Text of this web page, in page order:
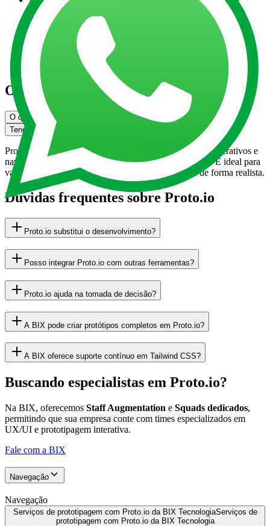
soluções técnicas, entregamos resultados que impactam
diretamente nos objetivos da empresa.
Inovação e tendências em SQL Server:
Experiência em
SQL Server em nuvem (Azure e Google Cloud), integração
com Power BI, automação DevOps e soluções corporativas
escaláveis.
O que você precisa saber sobre Proto.io
O que é Proto.io?
Boas práticas para projetos
Tendências e inovações
Proto.io é uma plataforma que permite criar protótipos interativos e
navegáveis de produtos digitais, sem precisar codificar. É ideal para
validar UX/UI, testar interações e apresentar ideias de forma realista.
Dúvidas frequentes sobre Proto.io
Proto.io substitui o desenvolvimento?
Posso integrar Proto.io com outras ferramentas?
Proto.io ajuda na tomada de decisão?
A BIX pode criar protótipos completos em Proto.io?
A BIX oferece suporte contínuo em Tailwind CSS?
Buscando especialistas em Proto.io?
Na BIX, oferecemos Staff Augmentation e Squads dedicados,
permitindo que sua empresa conte com times especializados em
UX/UI e prototipagem interativa.
Fale com a BIX
Navegação
Navegação
Serviços de prototipagem com Proto.io da BIX TecnologiaServiços de
prototipagem com Proto.io da BIX Tecnologia